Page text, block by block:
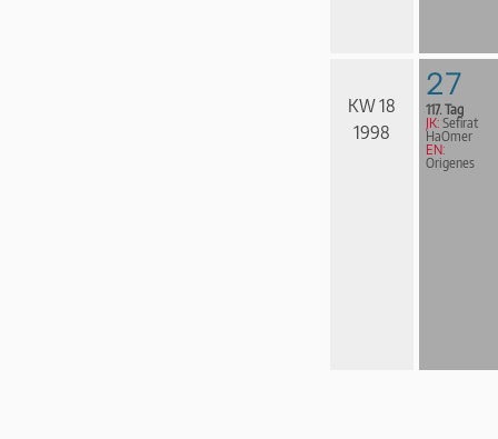
KW 18
1998
27
117. Tag
JK: Sefirat
HaOmer
EN:
Origenes